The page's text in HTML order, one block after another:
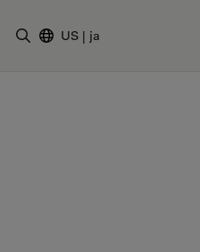
US | ja